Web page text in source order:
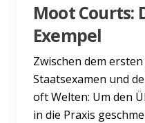
Moot Courts:
Exempel
Zwischen dem
Staatsexamen und
oft Welten: Um den
in die Praxis